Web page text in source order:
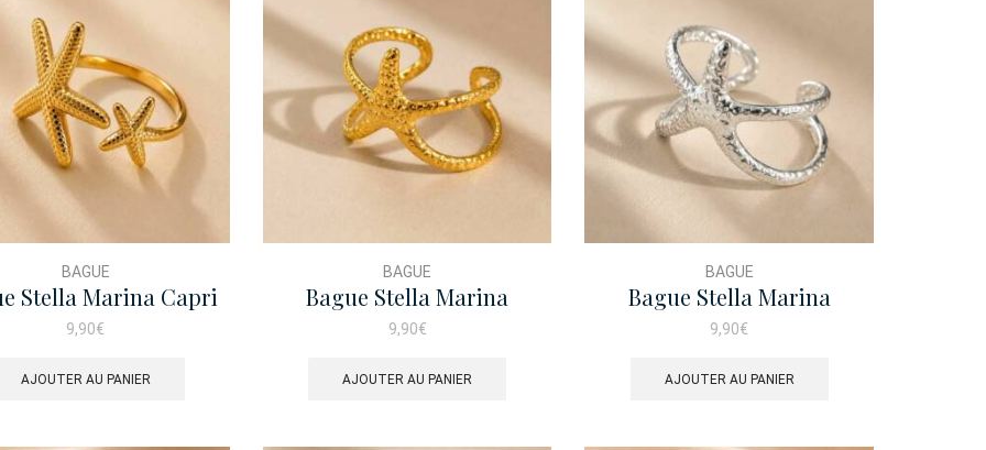
BAGUE
Stella Marina Capri
Doré
9,90€
AJOUTER AU PANIER
BAGUE
Bague Stella Marina
Portofino Doré
9,90€
AJOUTER AU PANIER
BAGUE
Bague Stella Marina
Portofino
9,90€
AJOUTER AU PANIER